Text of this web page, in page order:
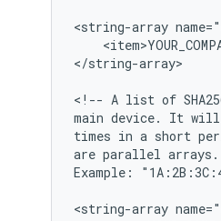
<string-array
</string-array>
<!-- A list of
main device. It will
times in a short
are parallel arrays.
Example:
<string-array